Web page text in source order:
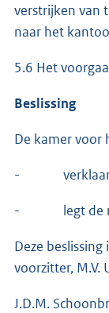
verstrijken van
naar het
5.6 Het
Beslissing
De kamer voor
- verklaart
- legt de
Deze beslissing
voorzitter, M.V.
J.D.M.